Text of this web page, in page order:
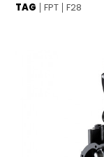
TAG FPT F28